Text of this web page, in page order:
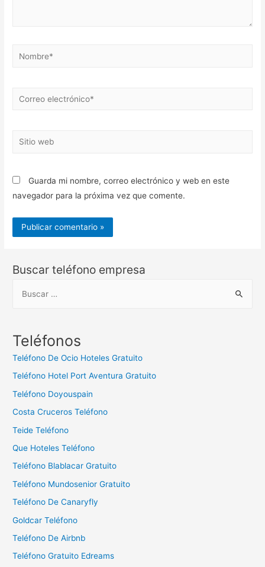
Nombre*
Correo
Sitio
Guarda mi nombre, correo electrónico y web en este
navegador para la próxima vez que comente.
Buscar teléfono empresa
c
Teléfonos
Teléfono De Ocio Hoteles Gratuito
Teléfono Hotel Port Aventura Gratuito
Teléfono Doyouspain
Costa Cruceros Teléfono
Teide Teléfono
Que Hoteles Teléfono
Teléfono Blablacar Gratuito
Teléfono Mundosenior Gratuito
Teléfono De Canaryfly
Goldcar Teléfono
Teléfono De Airbnb
Teléfono Gratuito Edreams